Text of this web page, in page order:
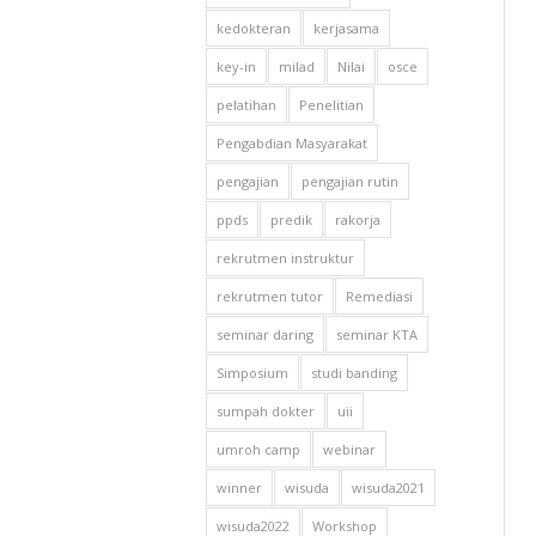
kedokteran kerjasama
key-in milad Nilai osce
pelatihan Penelitian
Pengabdian Masyarakat
pengajian pengajian rutin
ppds predik rakorja
rekrutmen instruktur
rekrutmen tutor Remediasi
seminar daring seminar KTA
Simposium studi banding
sumpah dokter uii
umroh camp webinar
winner wisuda wisuda2021
wisuda2022 Workshop